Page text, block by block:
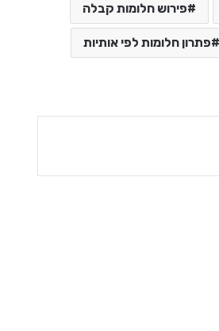
פירוש חלומות קבלה
פתרון חלומות לפי אותיות